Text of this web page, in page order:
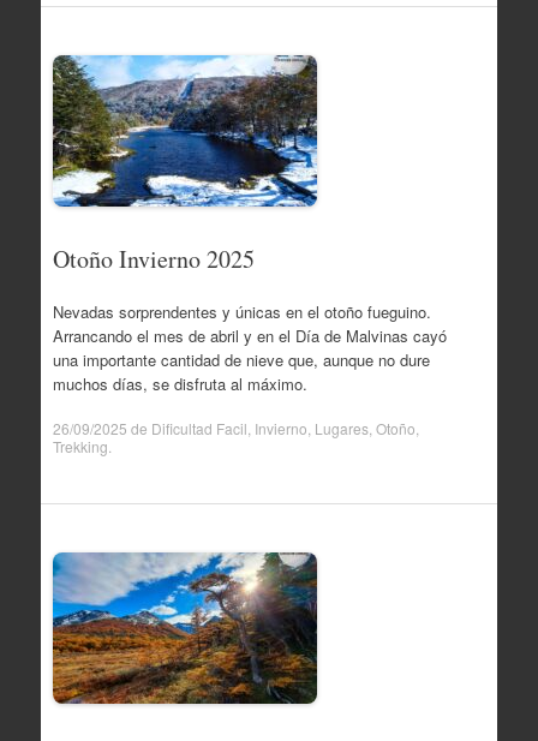
Otoño Invierno 2025
Nevadas sorprendentes y únicas en el otoño fueguino.
Arrancando el mes de abril y en el Día de Malvinas cayó
una importante cantidad de nieve que, aunque no dure
muchos días, se disfruta al máximo.
26/09/2025 de Dificultad Facil Invierno Lugares, Otoño
Trekking